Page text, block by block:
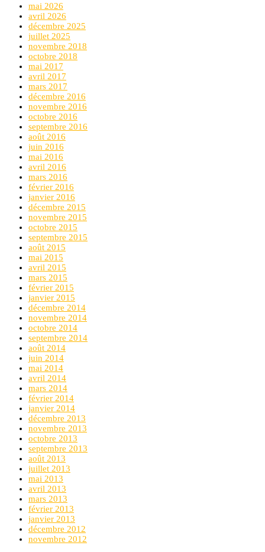
mai 2026
avril 2026
décembre 2025
juillet 2025
novembre 2018
octobre 2018
mai 2017
avril 2017
mars 2017
décembre 2016
novembre 2016
octobre 2016
septembre 2016
août 2016
juin 2016
mai 2016
avril 2016
mars 2016
février 2016
janvier 2016
décembre 2015
novembre 2015
octobre 2015
septembre 2015
août 2015
mai 2015
avril 2015
mars 2015
février 2015
janvier 2015
décembre 2014
novembre 2014
octobre 2014
septembre 2014
août 2014
juin 2014
mai 2014
avril 2014
mars 2014
février 2014
janvier 2014
décembre 2013
novembre 2013
octobre 2013
septembre 2013
août 2013
juillet 2013
mai 2013
avril 2013
mars 2013
février 2013
janvier 2013
décembre 2012
novembre 2012